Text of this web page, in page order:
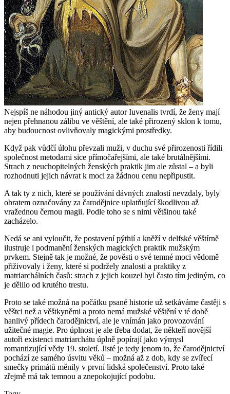
Nejspíš ne náhodou jiný antický autor Iuvenalis tvrdí, že ženy mají
nejen přehnanou zálibu ve věštění, ale také přirozený sklon k tomu,
aby budoucnost ovlivňovaly magickými prostředky.
Když pak vůdčí úlohu převzali muži, v duchu své přirozenosti řídili
společnost metodami sice přímočařejšími, ale také brutálnějšími.
Strach z neuchopitelných ženských praktik jim ale zůstal – a byli
rozhodnuti jejich návrat k moci za žádnou cenu nepřipustit.
A tak ty z nich, které se používání dávných znalostí nevzdaly, byly
obratem označovány za čarodějnice uplatňující škodlivou až
vražednou černou magii. Podle toho se s nimi většinou také
zacházelo.
Nedá se ani vyloučit, že postavení pýthií a kněží v delfské věštírně
ilustruje i podmanění ženských magických praktik mužským
prvkem. Stejně tak je možné, že pověsti o své temné moci vědomě
přiživovaly i ženy, které si podržely znalosti a praktiky z
matriarchálních časů: strach z jejich kouzel byl často tím jediným, co
je dělilo od krutého trestu.
Proto se také možná na počátku psané historie už setkáváme častěji s
věštci než a věštkyněmi a proto nemá mužské věštění v té době
hanlivý přídech čarodějnictví, ale je vnímán jako provozování
užitečné magie. Pro úplnost je ale třeba dodat, že někteří novější
autoři existenci matriarchátu úplně popírají jako výmysl
romantizující vědy 19. století. Jisté je tedy jenom to, že čarodějnictví
pochází ze samého úsvitu věků – možná až z dob, kdy se zvířecí
smečky primátů měnily v první lidská společenství. Proto také
zřejmě má tak temnou a znepokojující podobu.